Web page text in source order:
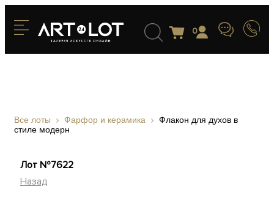
0
Все лоты Фарфор и керамика
Флакон для духов в
стиле модерн
Лот №7622
Назад